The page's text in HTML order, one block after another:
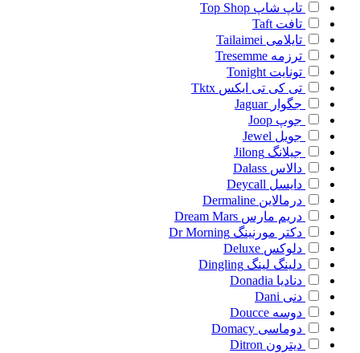
تاپ شاپ Top Shop
تافت Taft
تایلامی Tailaimei
ترزمه Tresemme
تونایت Tonight
تی کی تی ایکس Tktx
جگوار Jaguar
جوپ Joop
جویل Jewel
جیلانگ Jilong
دالاس Dalass
دایسل Deycall
درمالاین Dermaline
دریم مارس Dream Mars
دکتر مورنینگ Dr Morning
دلوکس Deluxe
دلینگ لینگ Dingling
دنادیا Donadia
دنی Dani
دوسه Doucce
دوماسی Domacy
دیترون Ditron